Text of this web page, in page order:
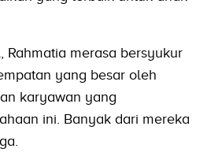
Rahmatia merasa bersyukur
yang besar oleh
karyawan yang
ini. Banyak dari mereka